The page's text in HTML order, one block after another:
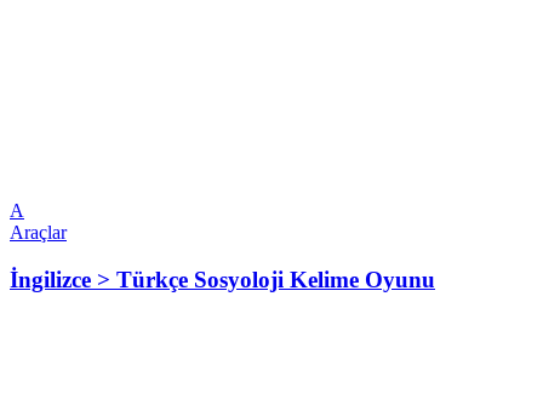
A
Araçlar
İngilizce > Türkçe Sosyoloji Kelime Oyunu